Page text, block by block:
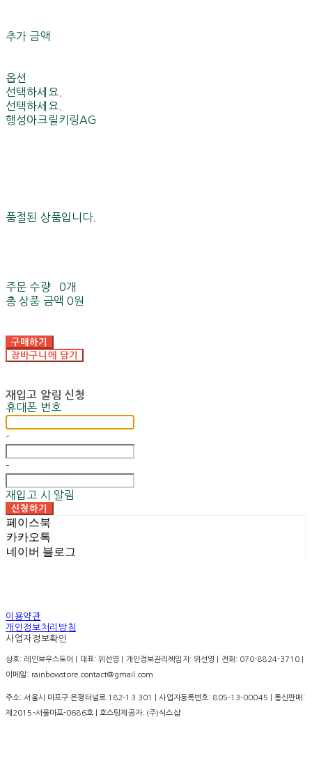
추가 금액
옵션
선택하세요.
선택하세요.
행성아크릴키링AG
품절된 상품입니다.
주문 수량
0개
총 상품 금액 0원
구매하기
장바구니에 담기
재입고 알림 신청
휴대폰 번호
-
-
재입고 시 알림
신청하기
페이스북
카카오톡
네이버 블로그
이용약관
개인정보처리방침
사업자정보확인
상호: 레인보우스토어 | 대표: 위선영 | 개인정보관리책임자: 위선영 | 전화: 070-8824-3710 |
이메일: rainbowstore.contact@gmail.com
주소: 서울시 마포구 은평터널로 182-13 301 | 사업자등록번호: 805-13-00045 | 통신판매:
제2015-서울마포-0686호| 호스팅제공자: (주)식스샵